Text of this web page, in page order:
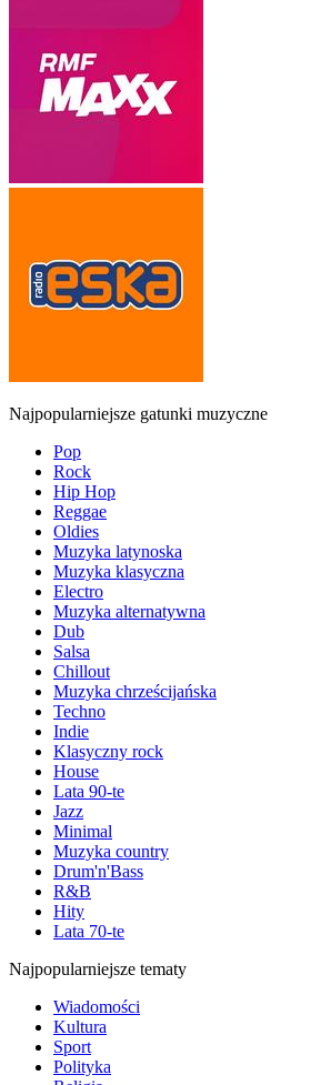
Najpopularniejsze gatunki muzyczne
Pop
Rock
Hip Hop
Reggae
Oldies
Muzyka latynoska
Muzyka klasyczna
Electro
Muzyka alternatywna
Dub
Salsa
Chillout
Muzyka chrześcijańska
Techno
Indie
Klasyczny rock
House
Lata 90-te
Jazz
Minimal
Muzyka country
Drum'n'Bass
R&B
Hity
Lata 70-te
Najpopularniejsze tematy
Wiadomości
Kultura
Sport
Polityka